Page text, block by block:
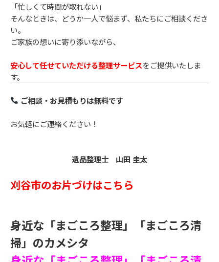
「忙しくて時間が取れない」
そんなときは、どうか一人で悩まず、私たちにご相談くださ
い。
ご家族の想いに寄り添いながら、
安心して任せていただける整理サービスをご提供いたしま
す。
ご相談・お見積もりは無料です
お気軽にご連絡ください！
遺品整理士 山田 圭太
刈谷市のお片づけはこちら
身近な「まごころ整理」「まごころ清
掃」のカメシタ